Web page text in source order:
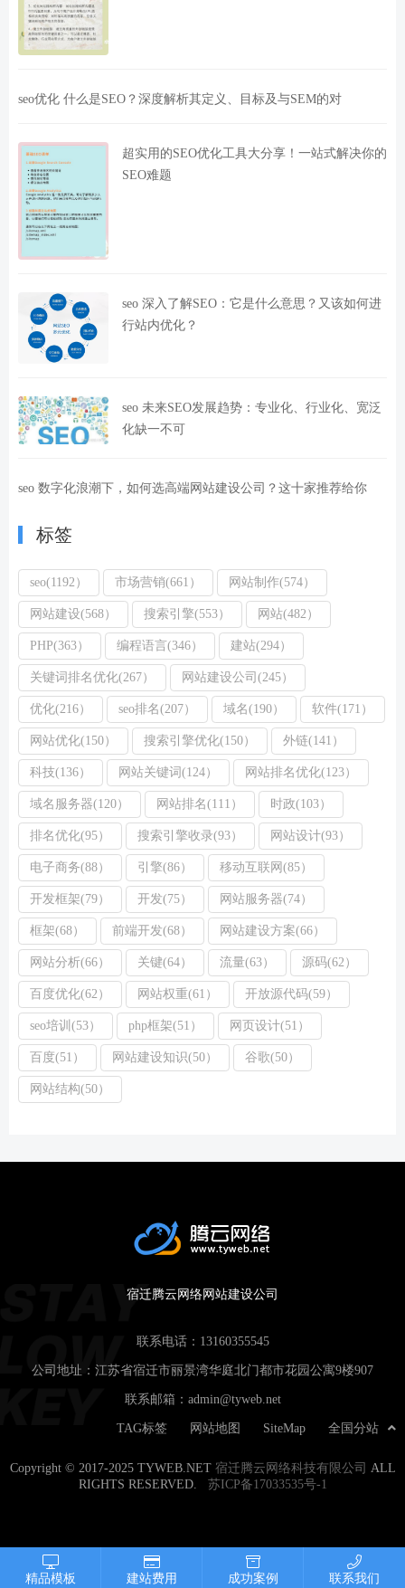
seo优化 什么是SEO？深度解析其定义、目标及与SEM的对
超实用的SEO优化工具大分享！一站式解决你的
SEO难题
seo 深入了解SEO：它是什么意思？又该如何进
行站内优化？
seo 未来SEO发展趋势：专业化、行业化、宽泛
化缺一不可
seo 数字化浪潮下，如何选高端网站建设公司？这十家推荐给你
标签
seo(1192） 市场营销(661） 网站制作(574）
网站建设(568） 搜索引擎(553） 网站(482）
PHP(363） 编程语言(346） 建站(294）
关键词排名优化(267） 网站建设公司(245）
优化(216） seo排名(207） 域名(190） 软件(171）
网站优化(150） 搜索引擎优化(150） 外链(141）
科技(136） 网站关键词(124） 网站排名优化(123）
域名服务器(120） 网站排名(111） 时政(103）
排名优化(95） 搜索引擎收录(93） 网站设计(93）
电子商务(88） 引擎(86） 移动互联网(85）
开发框架(79） 开发(75） 网站服务器(74）
框架(68） 前端开发(68） 网站建设方案(66）
网站分析(66） 关键(64） 流量(63） 源码(62）
百度优化(62） 网站权重(61） 开放源代码(59）
seo培训(53） php框架(51） 网页设计(51）
百度(51） 网站建设知识(50） 谷歌(50）
网站结构(50）
宿迁腾云网络网站建设公司
联系电话： 13160355545
公司地址：江苏省宿迁市丽景湾华庭北门都市花园公寓9楼907
联系邮箱： admin@tyweb.net
全国分站
SiteMap
网站地图
TAG标签
Copyright © 2017-2025 TYWEB.NET 宿迁腾云网络科技有限公司 ALL
RIGHTS RESERVED. 苏ICP备17033535号-1
精品模板 建站费用 成功案例 联系我们